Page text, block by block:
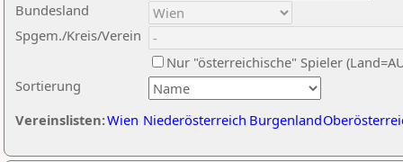
Sortierung
Bundesland
Spgem./Kreis/Verein
Nur "österreichische" Spieler
Vereinslisten:Wien Niederösterreich Burgenland